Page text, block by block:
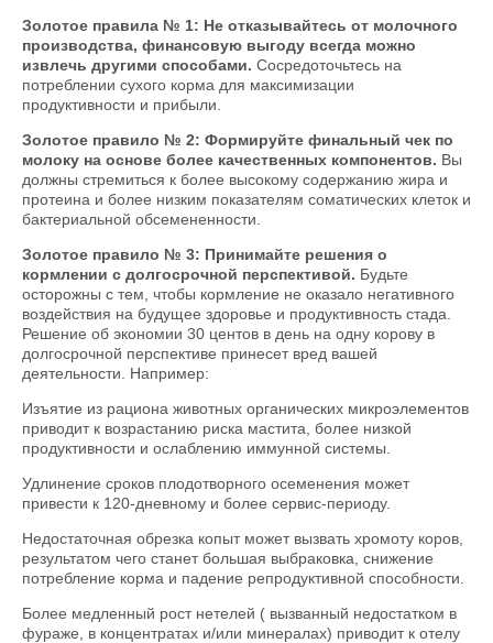
Золотое правила № 1: Не отказывайтесь от молочного
производства, финансовую выгоду всегда можно
извлечь другими способами. Сосредоточьтесь на
потреблении сухого корма для максимизации
продуктивности и прибыли.
Золотое правило № 2: Формируйте финальный чек по
молоку на основе более качественных компонентов. Вы
должны стремиться к более высокому содержанию жира и
протеина и более низким показателям соматических клеток и
бактериальной обсемененности.
Золотое правило № 3: Принимайте решения о
кормлении с долгосрочной перспективой. Будьте
осторожны с тем, чтобы кормление не оказало негативного
воздействия на будущее здоровье и продуктивность стада.
Решение об экономии 30 центов в день на одну корову в
долгосрочной перспективе принесет вред вашей
деятельности. Например:
Изъятие из рациона животных органических микроэлементов
приводит к возрастанию риска мастита, более низкой
продуктивности и ослаблению иммунной системы.
Удлинение сроков плодотворного осеменения может
привести к 120-дневному и более сервис-периоду.
Недостаточная обрезка копыт может вызвать хромоту коров,
результатом чего станет большая выбраковка, снижение
потребление корма и падение репродуктивной способности.
Более медленный рост нетелей ( вызванный недостатком в
фураже, в концентратах и/или минералах) приводит к отелу